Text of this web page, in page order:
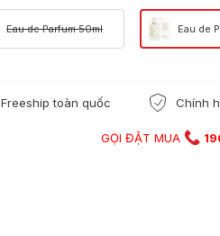
Eau de Parfum 50ml Eau de
Freeship toàn quốc Chính
GỌI ĐẶT MUA